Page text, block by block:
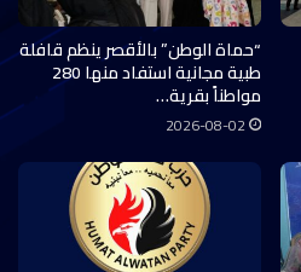
“حماة الوطن” بالأقصر ينظم قافلة
طبية مجانية استفاد منها 280
مواطناً بقرية…
2026-08-02